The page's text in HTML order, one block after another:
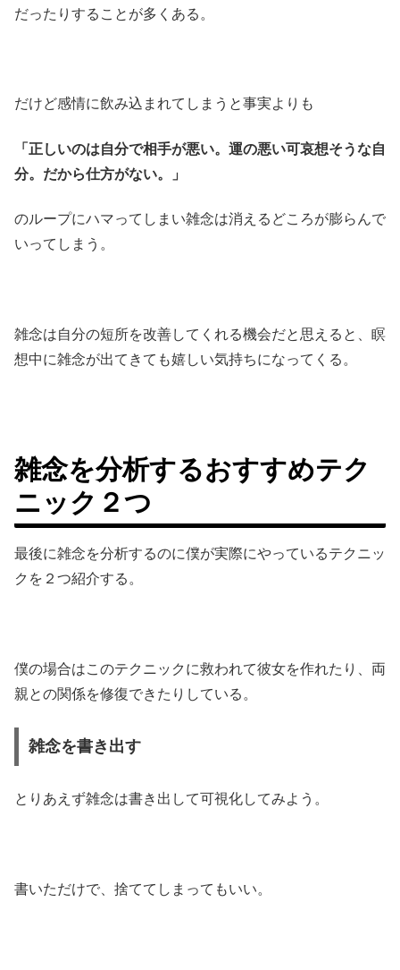
だったりすることが多くある。
だけど感情に飲み込まれてしまうと事実よりも
「正しいのは自分で相手が悪い。運の悪い可哀想そうな自
分。だから仕方がない。」
のループにハマってしまい雑念は消えるどころが膨らんで
いってしまう。
雑念は自分の短所を改善してくれる機会だと思えると、瞑
想中に雑念が出てきても嬉しい気持ちになってくる。
雑念を分析するおすすめテク
ニック２つ
最後に雑念を分析するのに僕が実際にやっているテクニッ
クを２つ紹介する。
僕の場合はこのテクニックに救われて彼女を作れたり、両
親との関係を修復できたりしている。
雑念を書き出す
とりあえず雑念は書き出して可視化してみよう。
書いただけで、捨ててしまってもいい。